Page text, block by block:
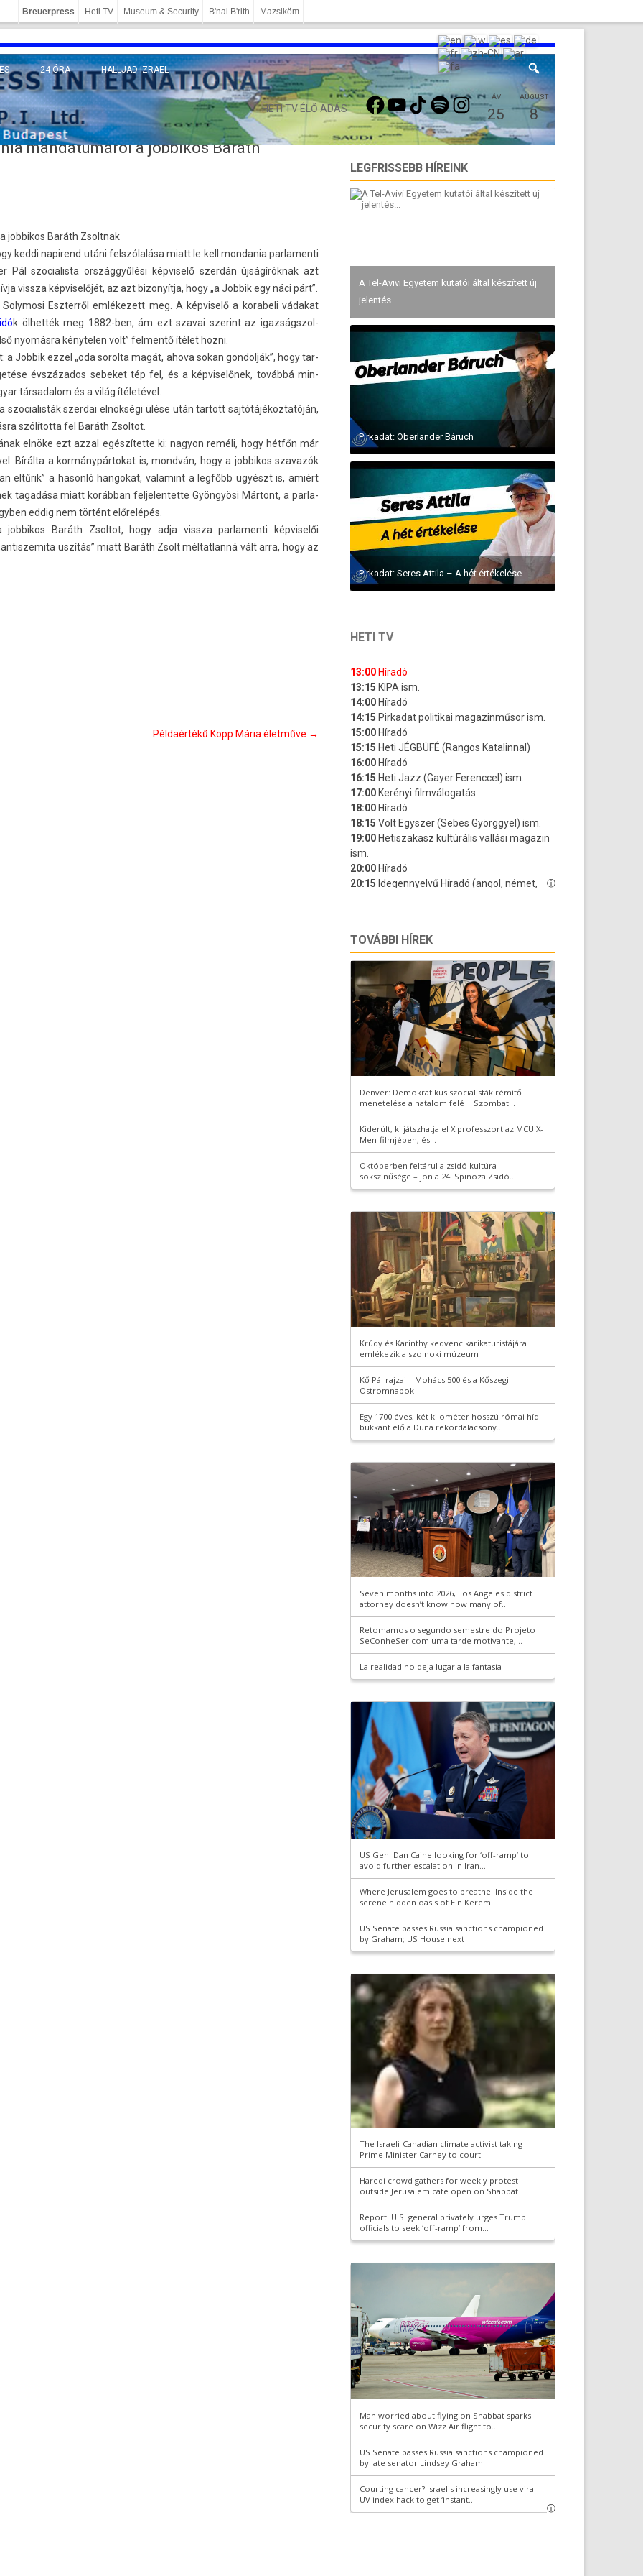
Breuerpress Heti TV Museum & Security B'nai B'rith Mazsiköm
24 ÓRA HALLJAD IZRAEL
HETI TV ÉLŐ ADÁS
FACEBOOKYOUTUBETIKTOKSPOTIFYINSTAGRAMÁV
25
AUGUST
8
mandátumáról a jobbikos Baráth
job­bikos Baráth Zsoltnak
keddi napirend utáni felszólalása miatt le kell mon­dania par­lamen­ti
Pál szocialis­ta országgyűlési kép­viselő szerdán újságíróknak azt
vissza kép­viselőjét, az azt bi­zonyít­ja, hogy „a Job­bik egy náci párt”.
Eszter­ről em­lékezett meg. A kép­viselő a korabeli vádakat
k ölhették meg 1882-ben, ám ezt szavai szerint az igaz­ságszol­
nyomásra kénytel­en volt” fel­mentő ítélet hozni.
Job­bik ezzel „oda sorol­ta magát, ahova sokan gon­dolják”, hogy tar­
évszázados sebeket tép fel, és a kép­viselőnek, továbbá min­
tár­sadalom és a világ ítéletével.
szocialis­ták szer­dai elnökségi ülése után tar­tott saj­tótájékoz­tatóján,
szólította fel Baráth Zsol­tot.
elnöke ezt azzal egészítette ki: nagyon reméli, hogy hétfőn már
Bírálta a kor­mánypár­tokat is, mondván, hogy a job­bikos szavazók
eltűrik” a hasonló han­gokat, valamint a legfőbb ügyészt is, amiért
tagadása miatt korábban fel­jelen­tette Gyöngyösi Mártont, a par­la­
eddig nem történt előrelépés.
Baráth Zsol­tot, hogy adja vissza par­lamen­ti kép­viselői
uszítás” miatt Baráth Zsolt mél­tatlanná vált arra, hogy az
Példaértékű Kopp Mária életműve →
LEGFRISSEBB HÍREINK
A Tel-Avivi Egyetem kutatói által készített új
jelentés...
Pirkadat: Oberlander Báruch
Pirkadat: Seres Attila – A hét értékelése
HETI TV
TOVÁBBI HÍREK